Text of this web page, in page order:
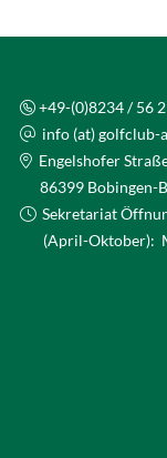
+49-(0)8234 / 56
info (at) golfclub-
Engelshofer
86399 Bobingen-
Sekretariat
(April-Oktober):